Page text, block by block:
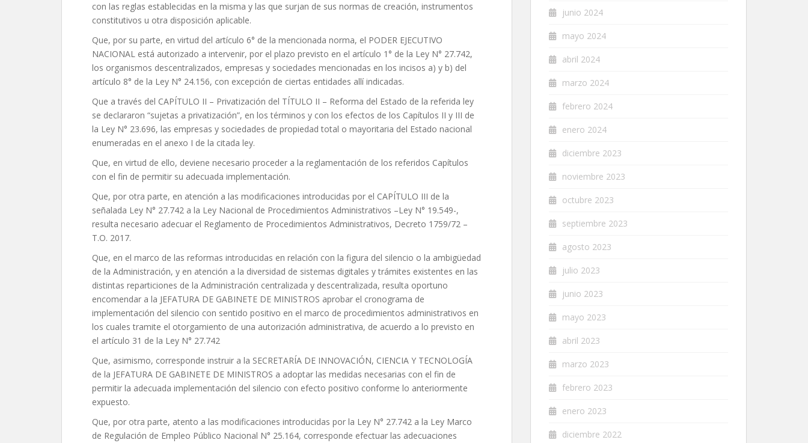
con las reglas establecidas en la misma y las que surjan de sus normas de creación, instrumentos
constitutivos u otra disposición aplicable.
Que, por su parte, en virtud del artículo 6° de la mencionada norma, el PODER EJECUTIVO
NACIONAL está autorizado a intervenir, por el plazo previsto en el artículo 1° de la Ley N° 27.742,
los organismos descentralizados, empresas y sociedades mencionadas en los incisos a) y b) del
artículo 8° de la Ley N° 24.156, con excepción de ciertas entidades allí indicadas.
Que a través del CAPÍTULO II – Privatización del TÍTULO II – Reforma del Estado de la referida ley
se declararon “sujetas a privatización”, en los términos y con los efectos de los Capítulos II y III de
la Ley N° 23.696, las empresas y sociedades de propiedad total o mayoritaria del Estado nacional
enumeradas en el anexo I de la citada ley.
Que, en virtud de ello, deviene necesario proceder a la reglamentación de los referidos Capítulos
con el fin de permitir su adecuada implementación.
Que, por otra parte, en atención a las modificaciones introducidas por el CAPÍTULO III de la
señalada Ley N° 27.742 a la Ley Nacional de Procedimientos Administrativos –Ley N° 19.549-,
resulta necesario adecuar el Reglamento de Procedimientos Administrativos, Decreto 1759/72 –
T.O. 2017.
Que, en el marco de las reformas introducidas en relación con la figura del silencio o la ambigüedad
de la Administración, y en atención a la diversidad de sistemas digitales y trámites existentes en las
distintas reparticiones de la Administración centralizada y descentralizada, resulta oportuno
encomendar a la JEFATURA DE GABINETE DE MINISTROS aprobar el cronograma de
implementación del silencio con sentido positivo en el marco de procedimientos administrativos en
los cuales tramite el otorgamiento de una autorización administrativa, de acuerdo a lo previsto en
el artículo 31 de la Ley N° 27.742
Que, asimismo, corresponde instruir a la SECRETARÍA DE INNOVACIÓN, CIENCIA Y TECNOLOGÍA
de la JEFATURA DE GABINETE DE MINISTROS a adoptar las medidas necesarias con el fin de
permitir la adecuada implementación del silencio con efecto positivo conforme lo anteriormente
expuesto.
Que, por otra parte, atento a las modificaciones introducidas por la Ley N° 27.742 a la Ley Marco
de Regulación de Empleo Público Nacional N° 25.164, corresponde efectuar las adecuaciones
junio 2024
mayo 2024
abril 2024
marzo 2024
febrero 2024
enero 2024
diciembre 2023
noviembre 2023
octubre 2023
septiembre 2023
agosto 2023
julio 2023
junio 2023
mayo 2023
abril 2023
marzo 2023
febrero 2023
enero 2023
diciembre 2022